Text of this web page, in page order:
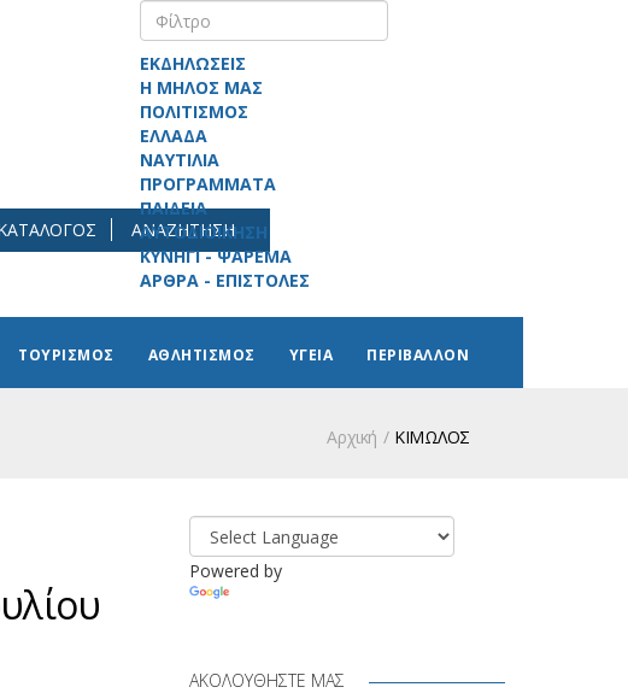
ΑΝΑΖΗΤΗΣΗ
ΕΚΔΗΛΩΣΕΙΣ
Η ΜΗΛΟΣ ΜΑΣ
ΠΟΛΙΤΙΣΜΟΣ
ΕΛΛΑΔΑ
ΝΑΥΤΙΛΙΑ
ΠΡΟΓΡΑΜΜΑΤΑ
ΠΑΙΔΕΙΑ
ΑΥΤΟΔΙΟΙΚΗΣΗ
ΚΥΝΗΓΙ - ΨΑΡΕΜΑ
ΑΡΘΡΑ - ΕΠΙΣΤΟΛΕΣ
ΤΟΥΡΙΣΜΟΣ ΑΘΛΗΤΙΣΜΟΣ ΥΓΕΙΑ ΠΕΡΙΒΑΛΛΟΝ
Αρχική ΚΙΜΩΛΟΣ
Powered by
ΑΚΟΛΟΥΘΉΣΤΕ ΜΑΣ